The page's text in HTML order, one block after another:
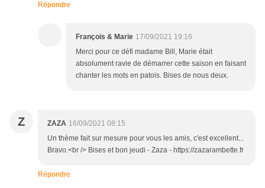
Répondre
François & Marie 17/09/2021 19:16
Merci pour ce défi madame Bill, Marie était
absolument ravie de démarrer cette saison en faisant
chanter les mots en patois. Bises de nous deux.
Z ZAZA 16/09/2021 08:15
Un thème fait sur mesure pour vous les amis, c'est excellent...
Bravo.<br /> Bises et bon jeudi - Zaza - https://zazarambette.fr
Répondre